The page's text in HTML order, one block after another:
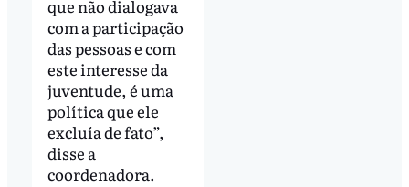
que não dialogava
com a participação
das pessoas e com
este interesse da
juventude, é uma
política que ele
excluía de fato”,
disse a
coordenadora.